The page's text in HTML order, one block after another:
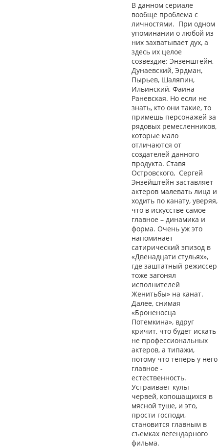
В данном сериале
вообще проблема с
личностями. При одном
упоминании о любой из
них захватывает дух, а
здесь их целое
созвездие: Энзенштейн,
Дунаевский, Эрдман,
Пырьев, Шаляпин,
Ильинский, Фаина
Раневская. Но если не
знать, кто они такие, то
примешь персонажей за
рядовых ремесленников,
которые мало
отличаются от
создателей данного
продукта. Ставя
Островского, Сергей
Энзейштейн заставляет
актеров малевать лица и
ходить по канату, уверяя,
что в искусстве самое
главное – динамика и
форма. Очень уж это
напоминает
сатирический эпизод в
«Двенадцати стульях»,
где заштатный режиссер
тоже загонял
исполнителей
Женитьбы» на канат.
Далее, снимая
«Броненосца
Потемкина», вдруг
кричит, что будет искать
не профессиональных
актеров, а типажи,
потому что теперь у него
главное -
естественность.
Устраивает культ
червей, копошащихся в
мясной туше, и это,
прости господи,
становится главным в
съемках легендарного
фильма.